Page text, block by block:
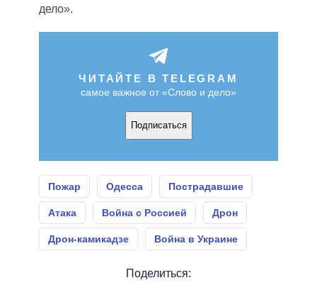
дело».
ЧИТАЙТЕ В TELEGRAM
самое важное от «Слово и дело»
Подписаться
Пожар Одесса Пострадавшие
Атака Война с Россией Дрон
Дрон-камикадзе Война в Украине
Поделиться: